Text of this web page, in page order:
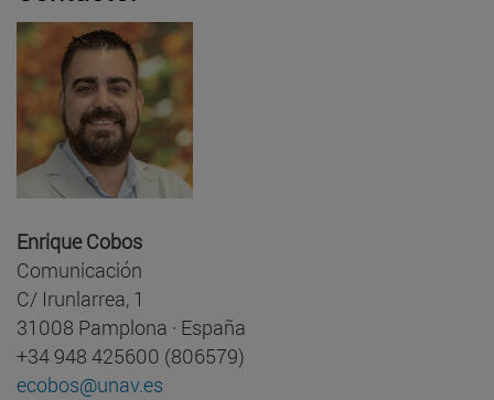
Enrique Cobos
Comunicación
C/ Irunlarrea, 1
31008 Pamplona · España
+34 948 425600 (806579)
ecobos@unav.es